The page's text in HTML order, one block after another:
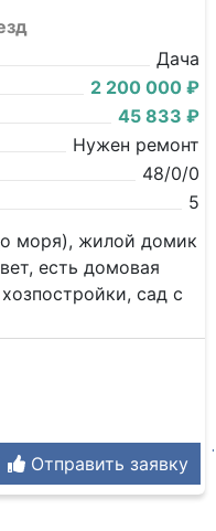
Дача
2 200 000 ₽
45 833 ₽
Нужен ремонт
48/0/0
5
моря), жилой домик
есть домовая
сад с
Отправить заявку